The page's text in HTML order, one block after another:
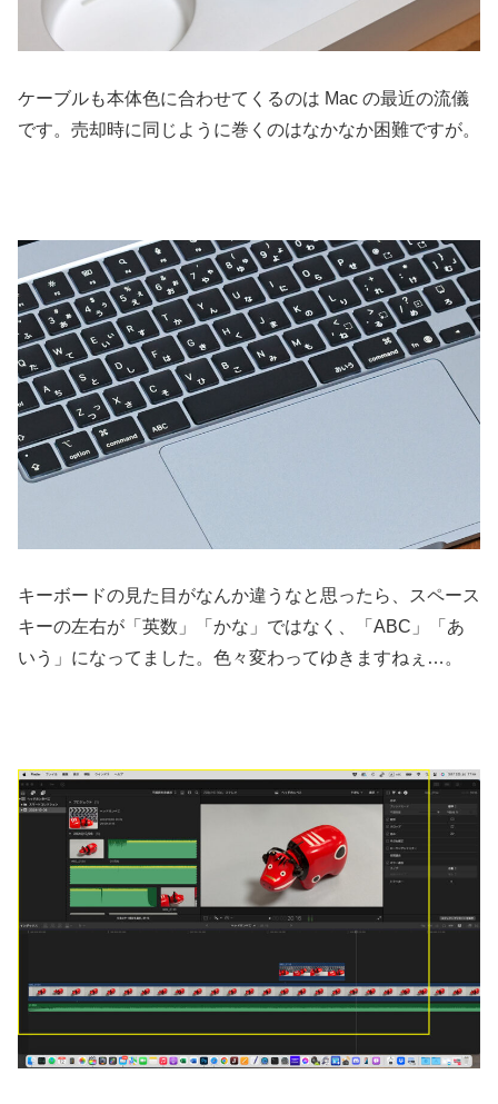
ケーブルも本体色に合わせてくるのは Mac の最近の流儀
です。売却時に同じように巻くのはなかなか困難ですが。
キーボードの見た目がなんか違うなと思ったら、スペース
キーの左右が「英数」「かな」ではなく、「ABC」「あ
いう」になってました。色々変わってゆきますねぇ…。